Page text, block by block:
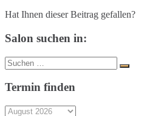
Hat Ihnen dieser Beitrag gefallen?
Salon suchen in:
Suche
nach:
Suchen
Termin finden